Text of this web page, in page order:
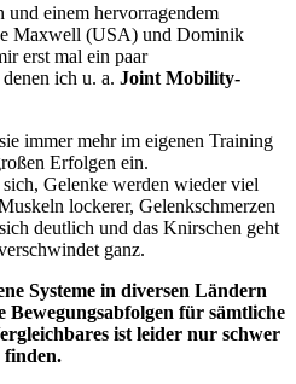
und einem hervorragendem
Maxwell (USA) und Dominik
erst mal ein paar
ich u. a. Joint Mobility-
immer mehr im eigenen Training
Erfolgen ein.
Gelenke werden wieder viel
lockerer, Gelenkschmerzen
deutlich und das Knirschen geht
ganz.
Systeme in diversen Ländern
für sämtliche
ist leider nur schwer
finden.